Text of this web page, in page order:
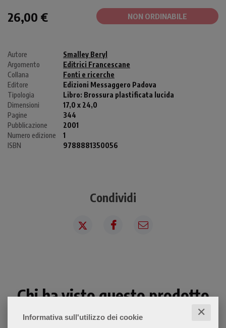
Informativa sull'utilizzo dei cookie ✕
26,00 € NON ORDINABILE
Autore
Smalley Beryl
Argomento
Editrici Francescane
Collana
Fonti e ricerche
Editore
Edizioni Messaggero Padova
Tipologia
Libro: Brossura plastificata lucida
Dimensioni
17,0 x 24,0
Pagine
344
Pubblicazione
2001
Numero edizione
1
ISBN
9788881350056
Condividi
Chi ha visto questo prodotto
ha visto anche...